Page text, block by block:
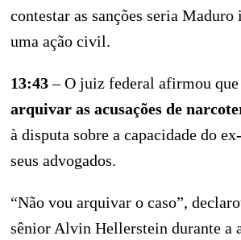
contestar as sanções seria Maduro
uma ação civil.
13:43– O juiz federal afirmou que
arquivar as acusações de
à disputa sobre a capacidade do
seus advogados.
“Não vou arquivar o caso”,
sênior Alvin Hellerstein durante a